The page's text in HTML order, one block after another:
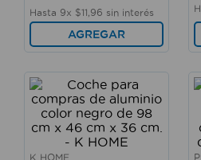
Hasta 9x $11 96 sin interés
AGREGAR
K HOME